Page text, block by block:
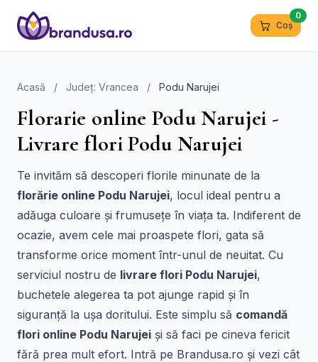
Coș
0
Acasă / Județ: Vrancea / Podu Narujei
Florarie online Podu Narujei -
Livrare flori Podu Narujei
Te invităm să descoperi florile minunate de la
florărie online Podu Narujei, locul ideal pentru a
adăuga culoare și frumusețe în viața ta. Indiferent de
ocazie, avem cele mai proaspete flori, gata să
transforme orice moment într-unul de neuitat. Cu
serviciul nostru de livrare flori Podu Narujei,
buchetele alegerea ta pot ajunge rapid și în
siguranță la ușa doritului. Este simplu să comandă
flori online Podu Narujei și să faci pe cineva fericit
fără prea mult efort. Intră pe Brandusa.ro și vezi cât